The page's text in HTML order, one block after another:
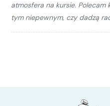
atmosfera na kursie. Polecam
tym niepewnym, czy dadzą